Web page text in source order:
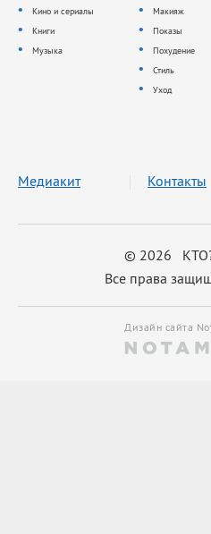
Кино и сериалы
Книги
Музыка
Макияж
Показы
Похудение
Стиль
Уход
© 2026
Все права
Медиакит Контакты
Дизайн сайта